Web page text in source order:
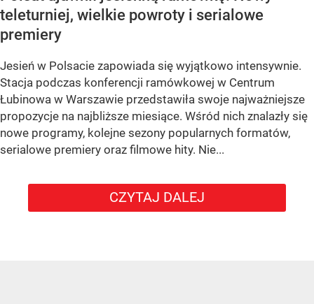
teleturniej, wielkie powroty i serialowe
premiery
Jesień w Polsacie zapowiada się wyjątkowo intensywnie.
Stacja podczas konferencji ramówkowej w Centrum
Łubinowa w Warszawie przedstawiła swoje najważniejsze
propozycje na najbliższe miesiące. Wśród nich znalazły się
nowe programy, kolejne sezony popularnych formatów,
serialowe premiery oraz filmowe hity. Nie...
CZYTAJ DALEJ